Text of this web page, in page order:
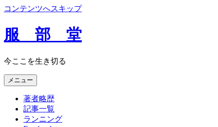
コンテンツへスキップ
服 部 堂
今ここを生き切る
メニュー
著者略歴
記事一覧
ランニング